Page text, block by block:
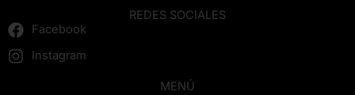
REDES SOCIALES
Facebook
Instagram
MENÚ